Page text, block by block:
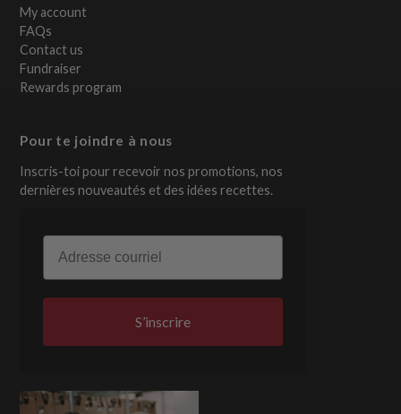
My account
FAQs
Contact us
Fundraiser
Rewards program
Pour te joindre à nous
Inscris-toi pour recevoir nos promotions, nos
dernières nouveautés et des idées recettes.
Email
S’inscrire